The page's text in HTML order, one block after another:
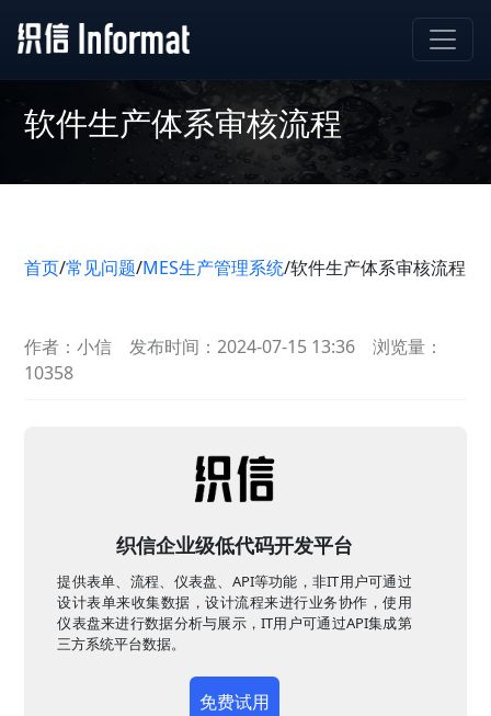
软件生产体系审核流程
首页/常见问题/MES生产管理系统/软件生产体系审核流程
作者：小信 发布时间：2024-07-15 13:36
浏览量：
10358
织信企业级低代码开发平台
提供表单、流程、仪表盘、API等功能，非IT用户可通过
设计表单来收集数据，设计流程来进行业务协作，使用
仪表盘来进行数据分析与展示，IT用户可通过API集成第
三方系统平台数据。
免费试用